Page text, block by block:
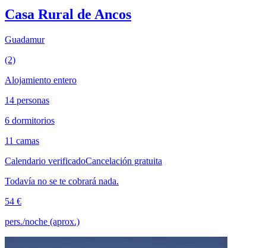
Casa Rural de Ancos
Guadamur
(2)
Alojamiento entero
14 personas
6 dormitorios
11 camas
Calendario verificadoCancelación gratuita
Todavía no se te cobrará nada.
54 €
pers./noche (aprox.)